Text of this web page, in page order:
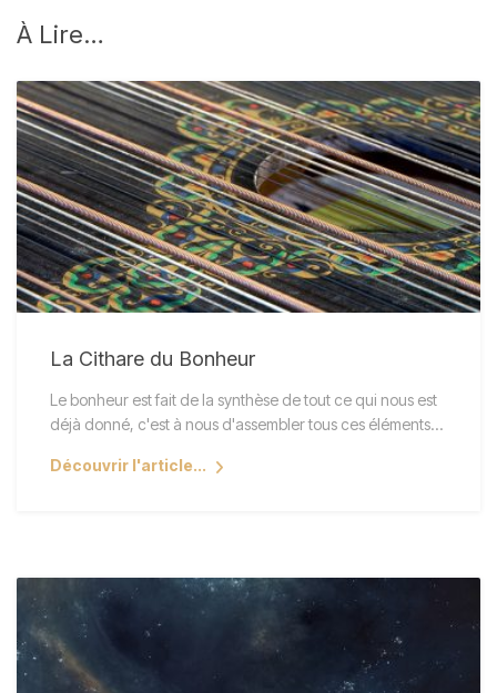
À Lire…
La Cithare du Bonheur
Le bonheur est fait de la synthèse de tout ce qui nous est
déjà donné, c'est à nous d'assembler tous ces éléments…
Découvrir l'article...